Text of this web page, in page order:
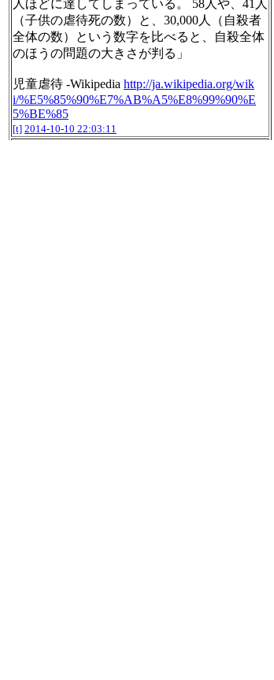
人ほどに達してしまっている。 58人や、41人
（子供の虐待死の数）と、30,000人（自殺者
全体の数）という数字を比べると、自殺全体
のほうの問題の大きさが判る」
児童虐待 -Wikipedia http://ja.wikipedia.org/wik
i/%E5%85%90%E7%AB%A5%E8%99%90%E
5%BE%85
[t] 2014-10-10 22:03:11